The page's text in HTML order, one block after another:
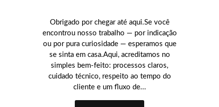
Obrigado por chegar até aqui.Se você
encontrou nosso trabalho — por indicação
ou por pura curiosidade — esperamos que
se sinta em casa.Aqui, acreditamos no
simples bem-feito: processos claros,
cuidado técnico, respeito ao tempo do
cliente e um fluxo de...